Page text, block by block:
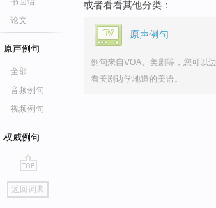
论文
原声例句
全部
音频例句
视频例句
权威例句
go
top
返回词典
或者看看其他分类：
原声例句
例句来自VOA、美剧等，您可以边
看美剧边学地道的美语。